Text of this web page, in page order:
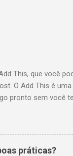
This, que você
O Add This é
pronto sem você
site, blog ou
Não falaremos
no blog é este:
práticas?